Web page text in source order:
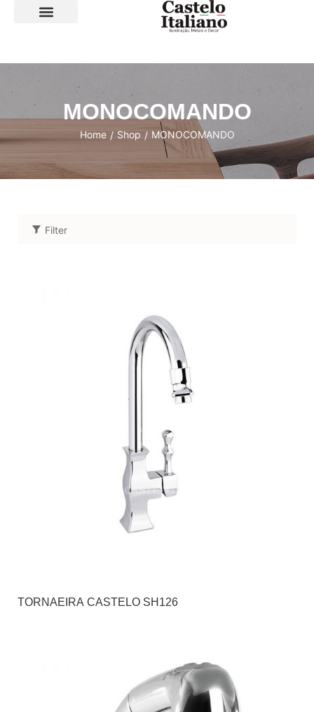
MONOCOMANDO
Home / Shop / MONOCOMANDO
Filter
TORNAEIRA CASTELO SH126